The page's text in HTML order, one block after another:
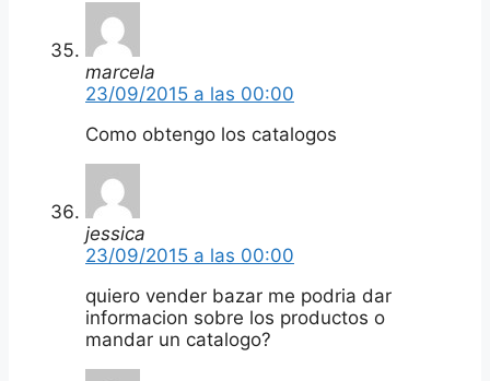
marcela
23/09/2015 a las 00:00
Como obtengo los catalogos
jessica
23/09/2015 a las 00:00
quiero vender bazar me podria dar
informacion sobre los productos o
mandar un catalogo?